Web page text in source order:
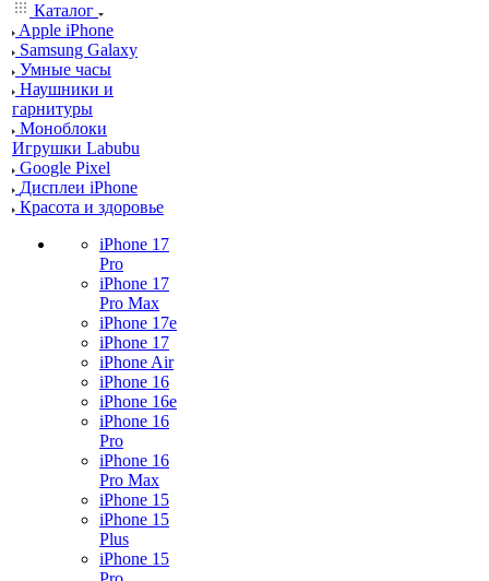
Каталог
Apple iPhone
Samsung Galaxy
Умные часы
Наушники и
гарнитуры
Моноблоки
Игрушки Labubu
Google Pixel
Дисплеи iPhone
Красота и здоровье
iPhone 17
Pro
iPhone 17
Pro Max
iPhone 17e
iPhone 17
iPhone Air
iPhone 16
iPhone 16e
iPhone 16
Pro
iPhone 16
Pro Max
iPhone 15
iPhone 15
Plus
iPhone 15